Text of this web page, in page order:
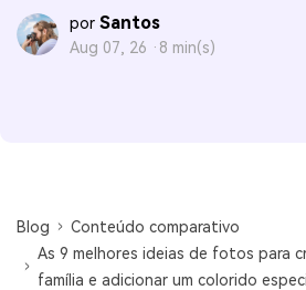
por Santos
Aug 07, 26 · 8 min(s)
Blog
Conteúdo comparativo
As 9 melhores ideias de fotos para
família e adicionar um colorido